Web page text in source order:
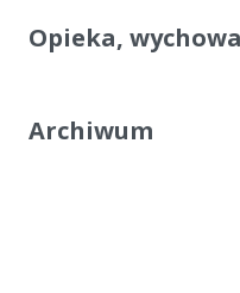
Opieka,
Archiwum